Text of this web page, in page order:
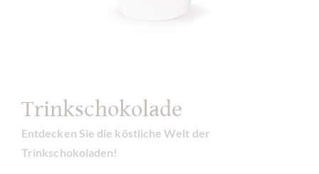
Trinkschokolade
Entdecken Sie die köstliche Welt der
Trinkschokoladen!